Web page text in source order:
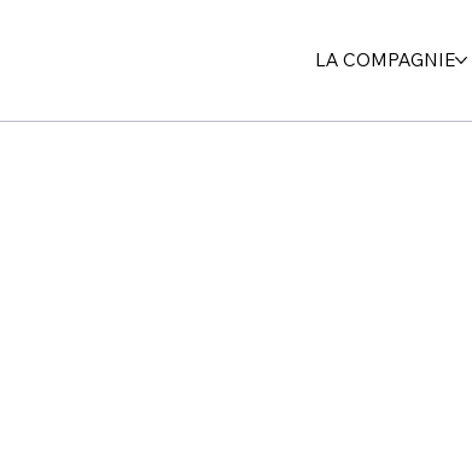
LA COMPAGNIE